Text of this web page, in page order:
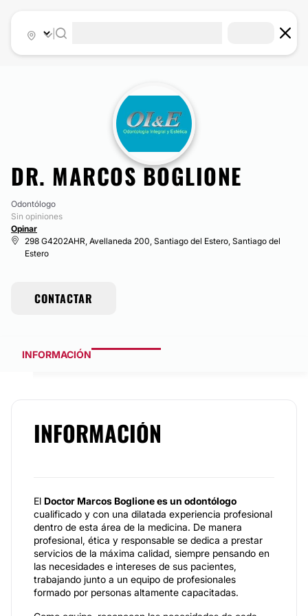
DR. MARCOS BOGLIONE
Odontólogo
Sin opiniones
Opinar
298 G4202AHR, Avellaneda 200, Santiago del Estero, Santiago del
Estero
CONTACTAR
INFORMACIÓN
INFORMACIÓN
El Doctor Marcos Boglione es un odontólogo
cualificado y con una dilatada experiencia profesional
dentro de esta área de la medicina. De manera
profesional, ética y responsable se dedica a prestar
servicios de la máxima calidad, siempre pensando en
las necesidades e intereses de sus pacientes,
trabajando junto a un equipo de profesionales
formado por personas altamente capacitadas.